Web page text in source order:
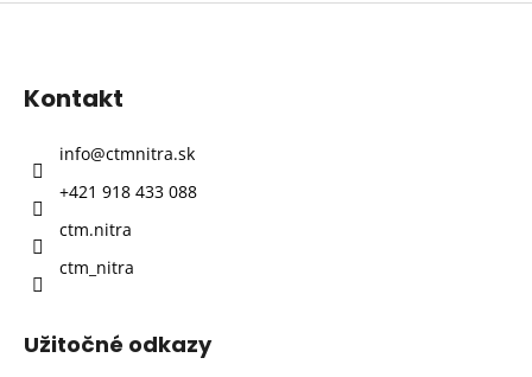
Z
Kontakt
info@ctmnitra.sk
+421 918 433 088
ctm.nitra
ctm_nitra
Užitočné odkazy